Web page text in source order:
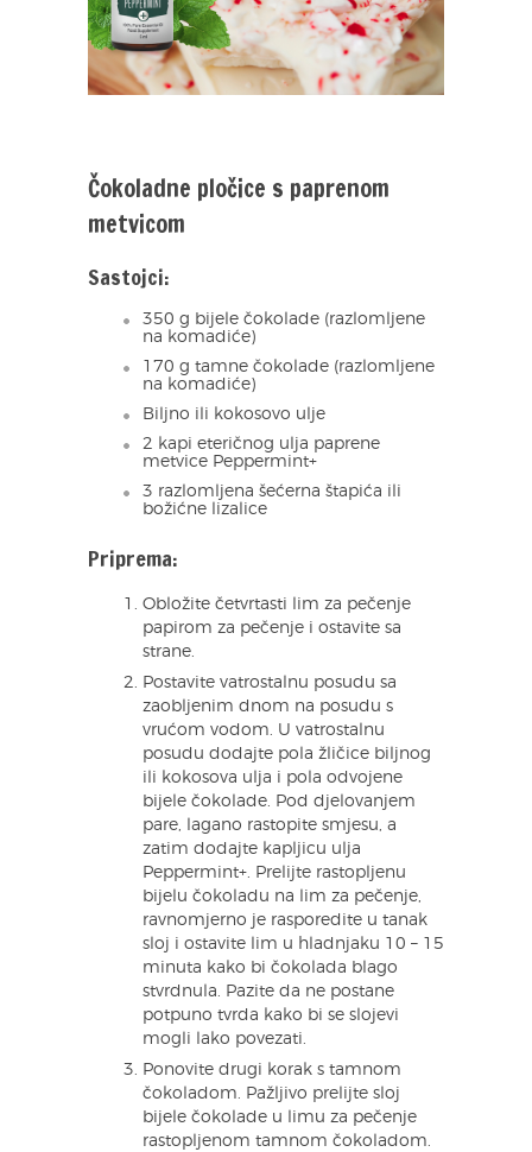
Čokoladne pločice s paprenom
metvicom
Sastojci:
350 g bijele čokolade (razlomljene
na komadiće)
170 g tamne čokolade (razlomljene
na komadiće)
Biljno ili kokosovo ulje
2 kapi eteričnog ulja paprene
metvice Peppermint+
3 razlomljena šećerna štapića ili
božićne lizalice
Priprema:
Obložite četvrtasti lim za pečenje
papirom za pečenje i ostavite sa
strane.
Postavite vatrostalnu posudu sa
zaobljenim dnom na posudu s
vrućom vodom. U vatrostalnu
posudu dodajte pola žličice biljnog
ili kokosova ulja i pola odvojene
bijele čokolade. Pod djelovanjem
pare, lagano rastopite smjesu, a
zatim dodajte kapljicu ulja
Peppermint+. Prelijte rastopljenu
bijelu čokoladu na lim za pečenje,
ravnomjerno je rasporedite u tanak
sloj i ostavite lim u hladnjaku 10 – 15
minuta kako bi čokolada blago
stvrdnula. Pazite da ne postane
potpuno tvrda kako bi se slojevi
mogli lako povezati.
Ponovite drugi korak s tamnom
čokoladom. Pažljivo prelijte sloj
bijele čokolade u limu za pečenje
rastopljenom tamnom čokoladom.